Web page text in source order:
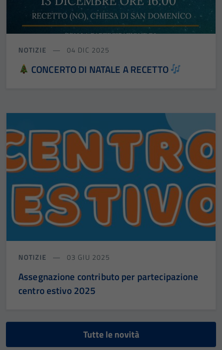
NOTIZIE 04 DIC 2025
CONCERTO DI NATALE A RECETTO
NOTIZIE 03 GIU 2025
Assegnazione contributo per partecipazione
centro estivo 2025
Tutte le novità